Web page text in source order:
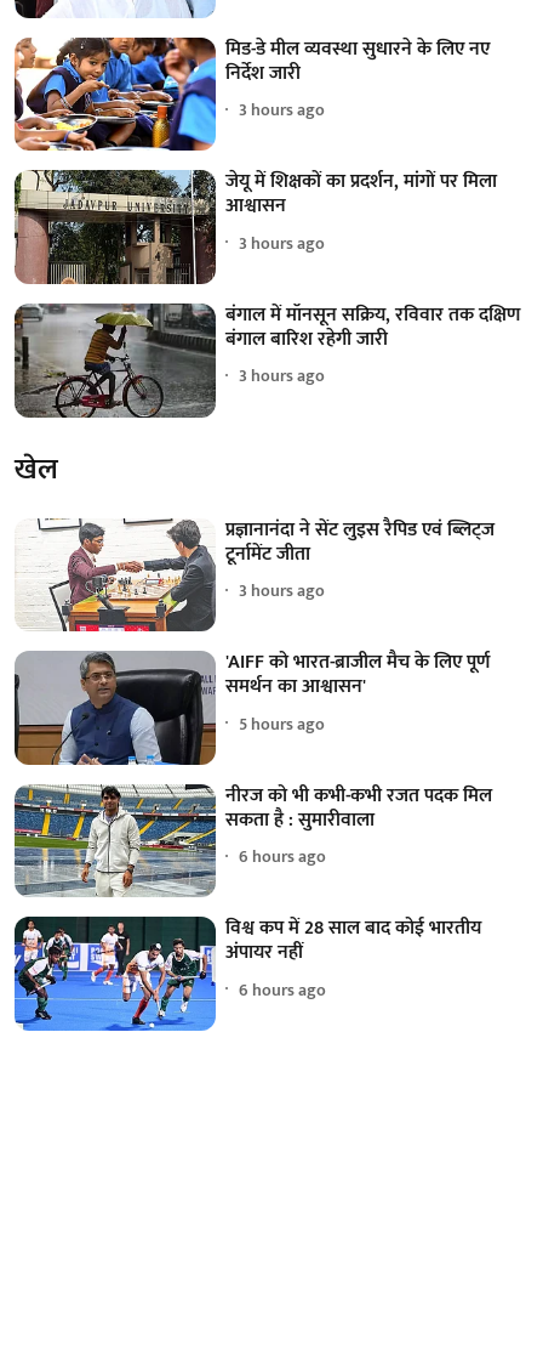
मिड-डे मील व्यवस्था सुधारने के लिए नए
निर्देश जारी
3 hours ago
जेयू में शिक्षकों का प्रदर्शन, मांगों पर मिला
आश्वासन
3 hours ago
बंगाल में मॉनसून सक्रिय, रविवार तक दक्षिण
बंगाल बारिश रहेगी जारी
3 hours ago
खेल
प्रज्ञानानंदा ने सेंट लुइस रैपिड एवं ब्लिट्ज
टूर्नामेंट जीता
3 hours ago
'AIFF को भारत-ब्राजील मैच के लिए पूर्ण
समर्थन का आश्वासन'
5 hours ago
नीरज को भी कभी-कभी रजत पदक मिल
सकता है : सुमारीवाला
6 hours ago
विश्व कप में 28 साल बाद कोई भारतीय
अंपायर नहीं
6 hours ago